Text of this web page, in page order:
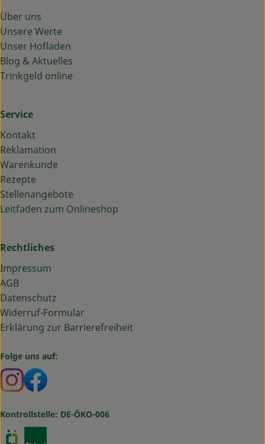
Über uns
Unsere Werte
Unser Hofladen
Blog & Aktuelles
Trinkgeld online
Service
Kontakt
Reklamation
Warenkunde
Rezepte
Stellenangebote
Leitfaden zum Onlineshop
Rechtliches
Impressum
AGB
Datenschutz
Widerruf-Formular
Erklärung zur Barrierefreiheit
Folge uns auf:
Externer Link zu https://www.instagram.com/
Externer Link zu https://www.facebook.com/
Kontrollstelle: DE-ÖKO-006